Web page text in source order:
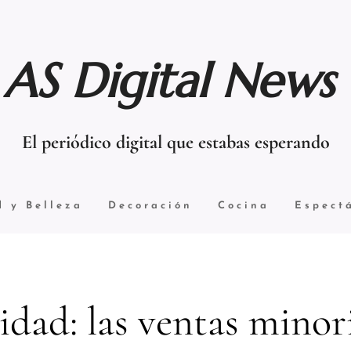
AS Digital News
El periódico digital que estabas esperando
y Belleza Decoración Cocina
las ventas